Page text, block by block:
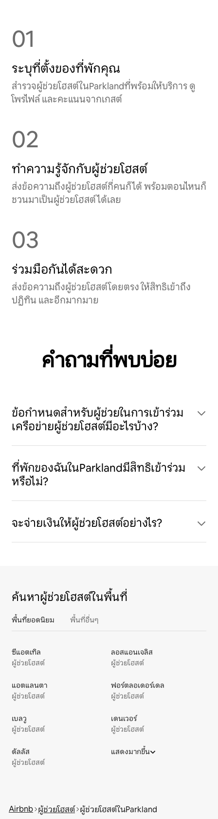
01
ระบุที่ตั้งของที่พักคุณ
สำรวจผู้ช่วยโฮสต์ในParklandที่พร้อมให้บริการ ดู
โพรไฟล์ และคะแนนจากเกสต์
02
ทำความรู้จักกับผู้ช่วยโฮสต์
ส่งข้อความถึงผู้ช่วยโฮสต์กี่คนก็ได้ พร้อมตอนไหนก็
ชวนมาเป็นผู้ช่วยโฮสต์ได้เลย
03
ร่วมมือกันได้สะดวก
ส่งข้อความถึงผู้ช่วยโฮสต์โดยตรง ให้สิทธิเข้าถึง
ปฏิทิน และอีกมากมาย
คำถามที่พบบ่อย
ข้อกำหนดสำหรับผู้ช่วยในการเข้าร่วม
เครือข่ายผู้ช่วยโฮสต์มีอะไรบ้าง?
ที่พักของฉันในParklandมีสิทธิเข้าร่วม
หรือไม่?
จะจ่ายเงินให้ผู้ช่วยโฮสต์อย่างไร?
ค้นหาผู้ช่วยโฮสต์ในพื้นที่
พื้นที่ยอดนิยม พื้นที่อื่นๆ
ซีแอตเทิล
ผู้ช่วยโฮสต์
ลอสแอนเจลิส
ผู้ช่วยโฮสต์
แอตแลนตา
ผู้ช่วยโฮสต์
ฟอร์ตลอเดอร์เดล
ผู้ช่วยโฮสต์
เบลวู
ผู้ช่วยโฮสต์
เดนเวอร์
ผู้ช่วยโฮสต์
ดัลลัส
ผู้ช่วยโฮสต์
แสดงมากขึ้น
Airbnb ผู้ช่วยโฮสต์ ผู้ช่วยโฮสต์ในParkland